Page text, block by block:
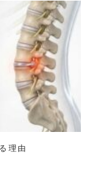
理由